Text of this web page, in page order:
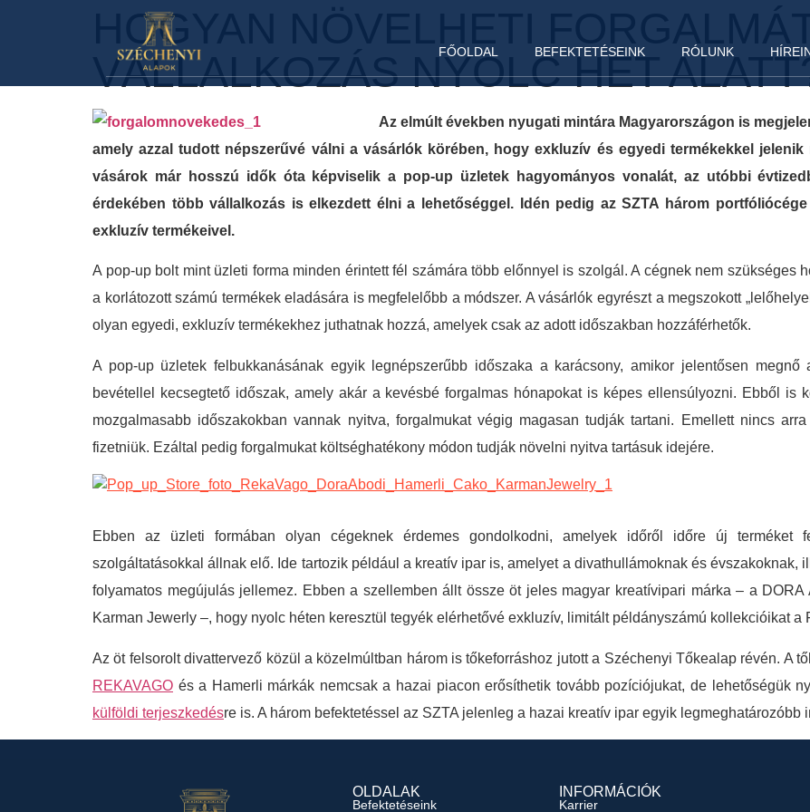
FŐOLDAL BEFEKTETÉSEINK RÓLUNK
HOGYAN NÖVELHETI FORGALMÁT
VÁLLALKOZÁS NYOLC HÉT
Az elmúlt években nyugati mintára Magyarországon is
amely azzal tudott népszerűvé válni a vásárlók körében, hogy exkluzív és egyedi termékekkel
vásárok már hosszú idők óta képviselik a pop-up üzletek hagyományos vonalát, az utóbbi
érdekében több vállalkozás is elkezdett élni a lehetőséggel. Idén pedig az SZTA három
exkluzív termékeivel.
A pop-up bolt mint üzleti forma minden érintett fél számára több előnnyel is szolgál. A cégnek nem szükséges
a korlátozott számú termékek eladására is megfelelőbb a módszer. A vásárlók egyrészt a megszokott
olyan egyedi, exkluzív termékekhez juthatnak hozzá, amelyek csak az adott időszakban hozzáférhetők.
A pop-up üzletek felbukkanásának egyik legnépszerűbb időszaka a karácsony, amikor jelentősen
bevétellel kecsegtető időszak, amely akár a kevésbé forgalmas hónapokat is képes ellensúlyozni. Ebből is
mozgalmasabb időszakokban vannak nyitva, forgalmukat végig magasan tudják tartani. Emellett nincs
fizetniük. Ezáltal pedig forgalmukat költséghatékony módon tudják növelni nyitva tartásuk idejére.
Ebben az üzleti formában olyan cégeknek érdemes gondolkodni, amelyek időről időre új terméket
szolgáltatásokkal állnak elő. Ide tartozik például a kreatív ipar is, amelyet a divathullámoknak és évszakoknak,
folyamatos megújulás jellemez. Ebben a szellemben állt össze öt jeles magyar kreatívipari márka – a
Karman Jewerly –, hogy nyolc héten keresztül tegyék elérhetővé exkluzív, limitált példányszámú kollekcióikat a
Az öt felsorolt divattervező közül a közelmúltban három is tőkeforráshoz jutott a Széchenyi Tőkealap révén. A
REKAVAGO és a Hamerli márkák nemcsak a hazai piacon erősíthetik tovább pozíciójukat, de lehetőségük
külföldi terjeszkedésre is. A három befektetéssel az SZTA jelenleg a hazai kreatív ipar egyik legmeghatározóbb
OLDALAK
Befektetéseink
INFORMÁCIÓK
Karrier